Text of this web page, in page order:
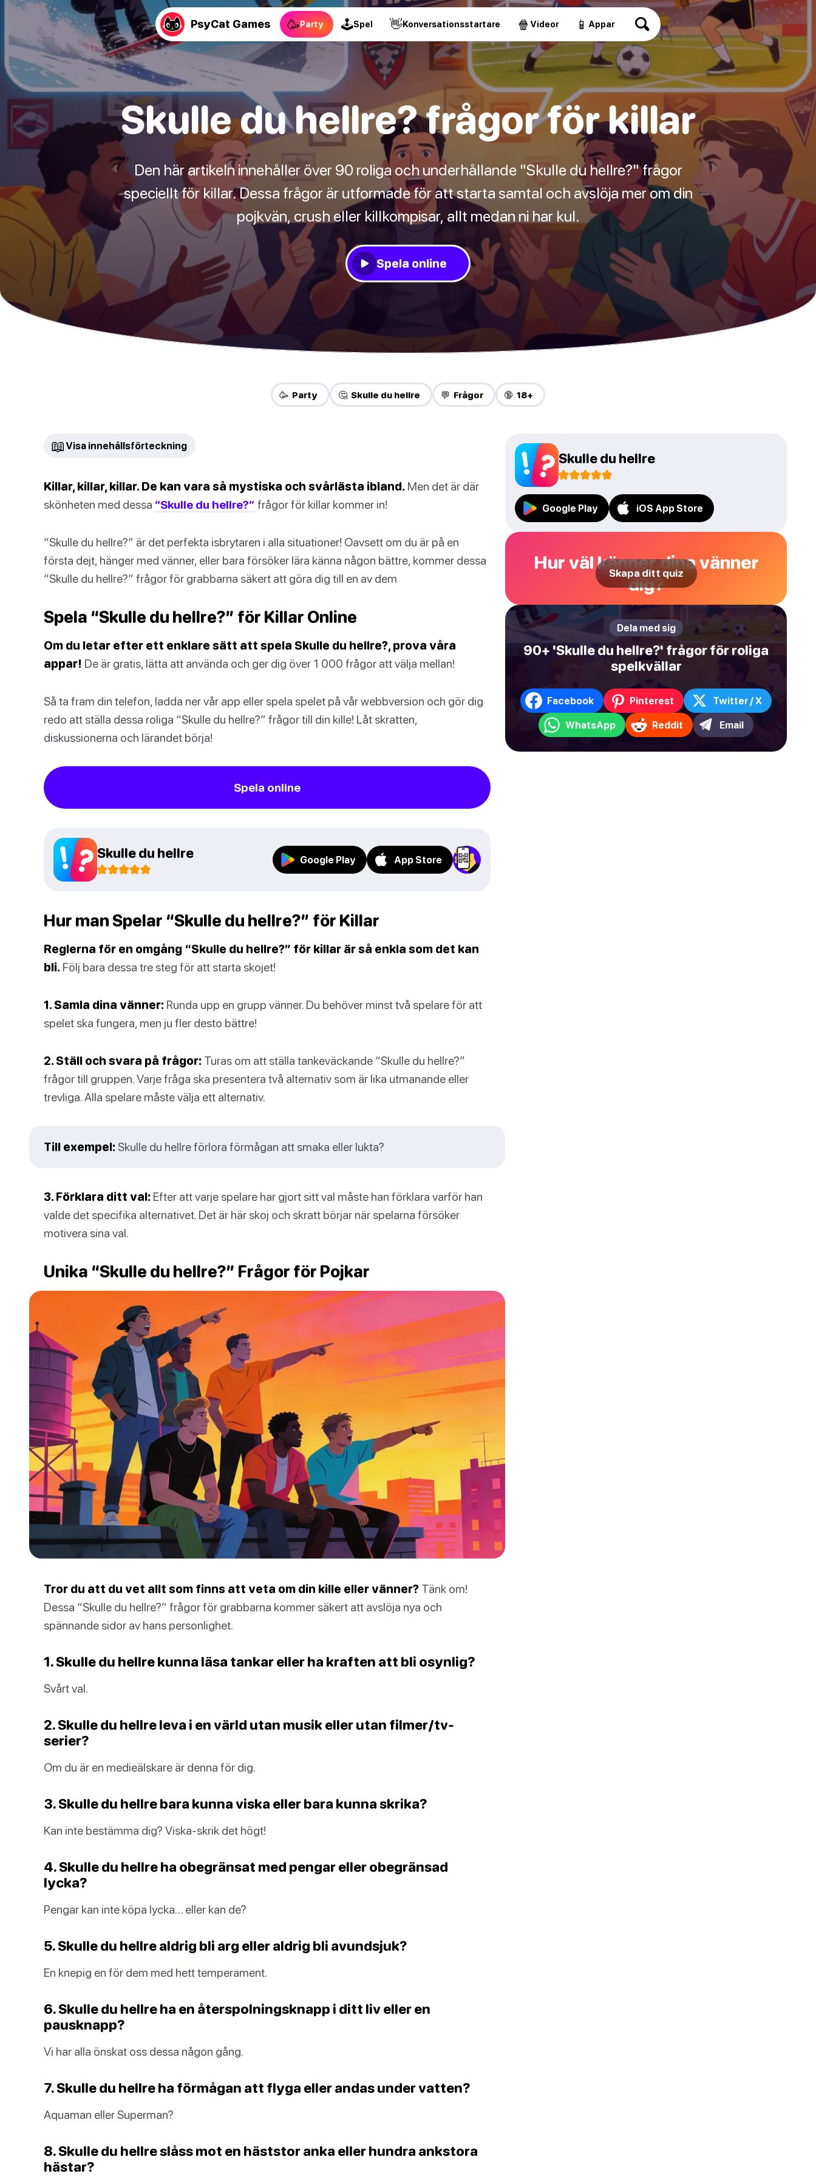
PsyCat Games 🥳Party 🕹Spel 👋Konversationsstartare 🍿 Videor 📱 Appar
Skulle du hellre? frågor för killar
Den här artikeln innehåller över 90 roliga och underhållande "Skulle du hellre?" frågor
speciellt för killar. Dessa frågor är utformade för att starta samtal och avslöja mer om din
pojkvän, crush eller killkompisar, allt medan ni har kul.
Spela online
🥳 Party 🤔 Skulle du hellre 💬 Frågor 🔞 18+
📖 Visa innehållsförteckning
Killar, killar, killar. De kan vara så mystiska och svårlästa ibland. Men det är där
skönheten med dessa “Skulle du hellre?” frågor för killar kommer in!
“Skulle du hellre?” är det perfekta isbrytaren i alla situationer! Oavsett om du är på en
första dejt, hänger med vänner, eller bara försöker lära känna någon bättre, kommer dessa
“Skulle du hellre?” frågor för grabbarna säkert att göra dig till en av dem
Spela “Skulle du hellre?” för Killar Online
Om du letar efter ett enklare sätt att spela Skulle du hellre?, prova våra
appar! De är gratis, lätta att använda och ger dig över 1 000 frågor att välja mellan!
Så ta fram din telefon, ladda ner vår app eller spela spelet på vår webbversion och gör dig
redo att ställa dessa roliga “Skulle du hellre?” frågor till din kille! Låt skratten,
diskussionerna och lärandet börja!
Spela online
Skulle du hellre Google Play App Store
Hur man Spelar “Skulle du hellre?” för Killar
Reglerna för en omgång “Skulle du hellre?” för killar är så enkla som det kan
bli. Följ bara dessa tre steg för att starta skojet!
1. Samla dina vänner: Runda upp en grupp vänner. Du behöver minst två spelare för att
spelet ska fungera, men ju fler desto bättre!
2. Ställ och svara på frågor: Turas om att ställa tankeväckande “Skulle du hellre?”
frågor till gruppen. Varje fråga ska presentera två alternativ som är lika utmanande eller
trevliga. Alla spelare måste välja ett alternativ.
Till exempel: Skulle du hellre förlora förmågan att smaka eller lukta?
3. Förklara ditt val: Efter att varje spelare har gjort sitt val måste han förklara varför han
valde det specifika alternativet. Det är här skoj och skratt börjar när spelarna försöker
motivera sina val.
Unika “Skulle du hellre?” Frågor för Pojkar
Tror du att du vet allt som finns att veta om din kille eller vänner? Tänk om!
Dessa “Skulle du hellre?” frågor för grabbarna kommer säkert att avslöja nya och
spännande sidor av hans personlighet.
1. Skulle du hellre kunna läsa tankar eller ha kraften att bli osynlig?
Svårt val.
2. Skulle du hellre leva i en värld utan musik eller utan filmer/tv-
serier?
Om du är en medieälskare är denna för dig.
3. Skulle du hellre bara kunna viska eller bara kunna skrika?
Kan inte bestämma dig? Viska-skrik det högt!
4. Skulle du hellre ha obegränsat med pengar eller obegränsad
lycka?
Pengar kan inte köpa lycka… eller kan de?
5. Skulle du hellre aldrig bli arg eller aldrig bli avundsjuk?
En knepig en för dem med hett temperament.
6. Skulle du hellre ha en återspolningsknapp i ditt liv eller en
pausknapp?
Vi har alla önskat oss dessa någon gång.
7. Skulle du hellre ha förmågan att flyga eller andas under vatten?
Aquaman eller Superman?
8. Skulle du hellre slåss mot en häststor anka eller hundra ankstora
hästar?
Skulle du hellre
Google Play iOS App Store
Hur väl känner dina vänner
dig?
Skapa ditt quiz
Dela med sig
90+ 'Skulle du hellre?' frågor för roliga
spelkvällar
Facebook Pinterest Twitter / X
WhatsApp Reddit Email